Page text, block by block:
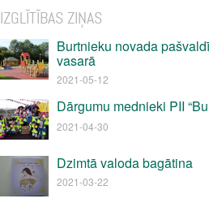
IZGLĪTĪBAS ZIŅAS
Burtnieku novada
vasarā
2021-05-12
Dārgumu mednieki PII
2021-04-30
Dzimtā valoda bagātina
2021-03-22